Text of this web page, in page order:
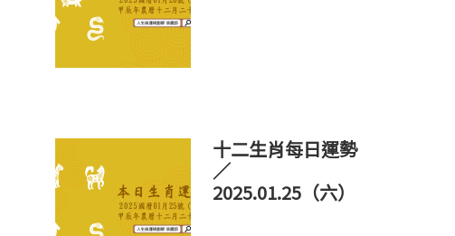
十二生肖每日運勢
／
2025.01.25（六）